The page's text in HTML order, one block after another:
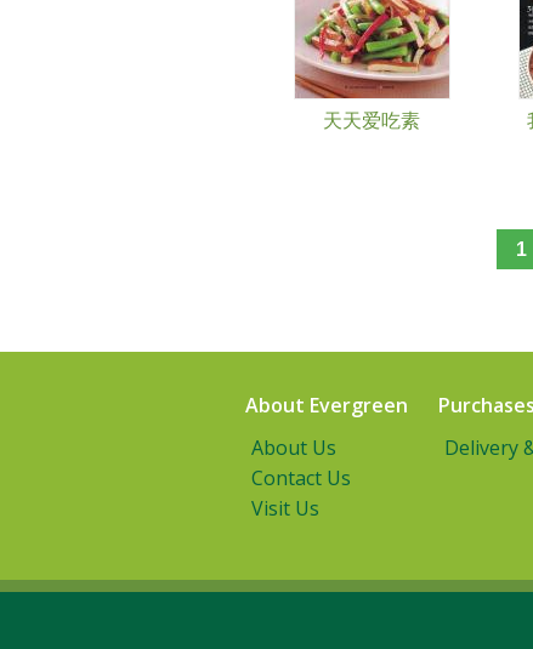
天天爱吃素
1
About Evergreen
About Us
Contact Us
Visit Us
Purchases
Delivery